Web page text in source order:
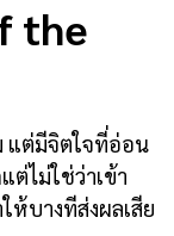
the
แต่มีจิตใจที่อ่อน
ต่ไม่ใช่ว่าเข้า
ห้บางทีส่งผลเสีย